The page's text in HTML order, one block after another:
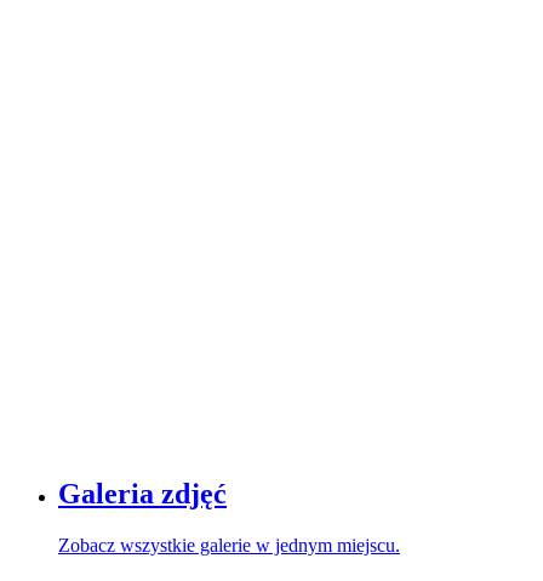
Galeria zdjęć
Zobacz wszystkie galerie w jednym miejscu.